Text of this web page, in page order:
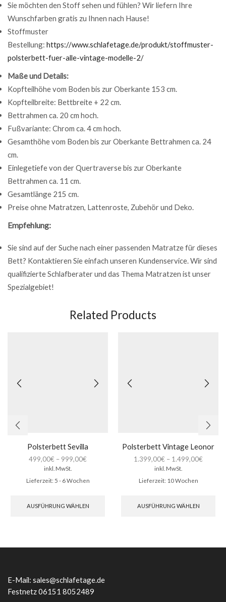
Sie möchten den Stoff sehen und fühlen? Wir liefern Ihre
Wunschfarben gratis zu Ihnen nach Hause!
Stoffmuster
Bestellung: https://www.schlafetage.de/produkt/stoffmuster-
polsterbett-fuer-alle-vintage-modelle-2/
Maße und Details:
Kopfteilhöhe vom Boden bis zur Oberkante 153 cm.
Kopfteilbreite: Bettbreite + 22 cm.
Bettrahmen ca. 20 cm hoch.
Fußvariante: Chrom ca. 4 cm hoch.
Gesamthöhe vom Boden bis zur Oberkante Bettrahmen ca. 24
cm.
Einlegetiefe von der Quertraverse bis zur Oberkante
Bettrahmen ca. 11 cm.
Gesamtlänge 215 cm.
Preise ohne Matratzen, Lattenroste, Zubehör und Deko.
Empfehlung:
Sie sind auf der Suche nach einer passenden Matratze für dieses
Bett? Kontaktieren Sie einfach unseren Kundenservice. Wir sind
qualifizierte Schlafberater und das Thema Matratzen ist unser
Spezialgebiet!
Related Products
Polsterbett Sevilla
499,00€ – 999,00€
inkl. MwSt.
Lieferzeit: 5 - 6 Wochen
AUSFÜHRUNG WÄHLEN
Die
Polsterbett Vintage Leonor
1.399,00€ – 1.499,00€
inkl. MwSt.
Lieferzeit: 10 Wochen
AUSFÜHRUNG WÄHLEN
Die
E-Mail: sales@schlafetage.de
Festnetz 06151 8052489